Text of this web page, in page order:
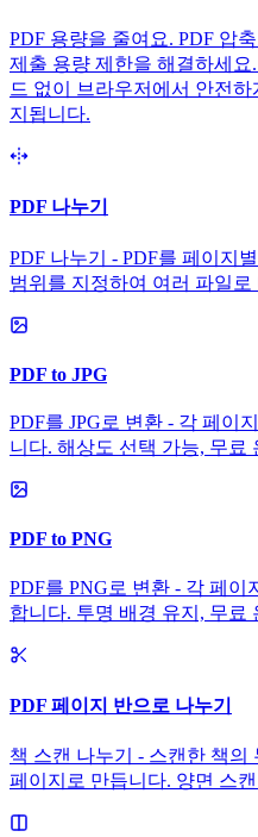
PDF 용량을 줄여요. PDF 압
제출 용량 제한을 해결하세요
드 없이 브라우저에서 안전
지됩니다.
PDF 나누기
PDF 나누기 - PDF를 페이지
범위를 지정하여 여러 파일
PDF to JPG
PDF를 JPG로 변환 - 각 페이
니다. 해상도 선택 가능, 무료
PDF to PNG
PDF를 PNG로 변환 - 각 페
합니다. 투명 배경 유지, 무료
PDF 페이지 반으로 나누기
책 스캔 나누기 - 스캔한 책의
페이지로 만듭니다. 양면 스